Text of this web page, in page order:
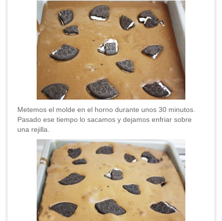
Metemos el molde en el horno durante unos 30 minutos.
Pasado ese tiempo lo sacamos y dejamos enfriar sobre
una rejilla.